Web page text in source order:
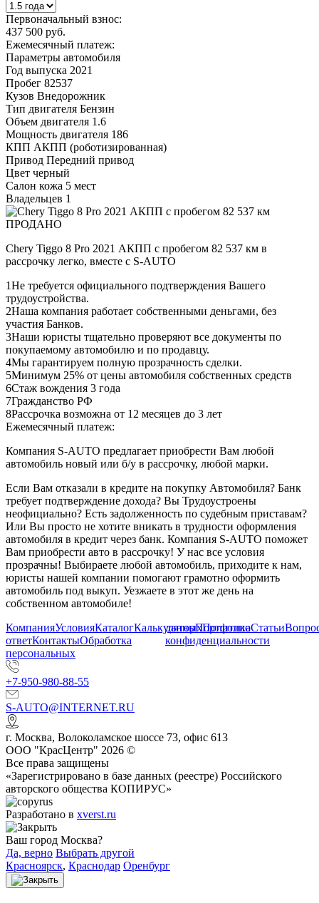
Первоначальный взнос:
437 500 руб.
Ежемесячный платеж:
Параметры автомобиля
Год выпуска 2021
Пробег 82537
Кузов Внедорожник
Тип двигателя Бензин
Объем двигателя 1.6
Мощность двигателя 186
КПП АКПП (роботизированная)
Привод Передний привод
Цвет черный
Салон кожа 5 мест
Владельцев 1
ПРОДАНО
Chery Tiggo 8 Pro 2021 АКПП с пробегом 82 537 км в
рассрочку легко, вместе с S-AUTO
1Не требуется официального подтверждения Вашего
трудоустройства.
2Наша компания работает собственными деньгами, без
участия Банков.
3Наши юристы тщательно проверяют все документы по
покупаемому автомобилю и по продавцу.
4Мы гарантируем полную прозрачность сделки.
5Минимум 25% от цены автомобиля собственных средств
6Стаж вождения 3 года
7Гражданство РФ
8Рассрочка возможна от 12 месяцев до 3 лет
Ежемесячный платеж:
Компания S-AUTO предлагает приобрести Вам любой
автомобиль новый или б/у в рассрочку, любой марки.
Если Вам отказали в кредите на покупку Автомобиля? Банк
требует подтверждение дохода? Вы Трудоустроены
неофициально? Есть задолженность по судебным приставам?
Или Вы просто не хотите вникать в трудности оформления
автомобиля в кредит через банк. Компания S-AUTO поможет
Вам приобрести авто в рассрочку! У нас все условия
прозрачны! Выбираете любой автомобиль, приходите к нам,
юристы нашей компании помогают грамотно оформить
автомобиль под выкуп. Уезжаете в этот же день на
собственном автомобиле!
КомпанияУсловияКаталогКалькуляторПортфолиоСтатьи
ответКонтактыОбработка
персональных
данныхПолитика
конфиденциальности
+7-950-980-88-55
S-AUTO@INTERNET.RU
г. Москва, Волоколамское шоссе 73, офис 613
ООО "КрасЦентр" 2026 ©
Все права защищены
«Зарегистрировано в базе данных (реестре) Российского
авторского общества КОПИРУС»
Разработано в xverst.ru
Ваш город Москва?
Да, верно Выбрать другой
Красноярск, Краснодар Оренбург